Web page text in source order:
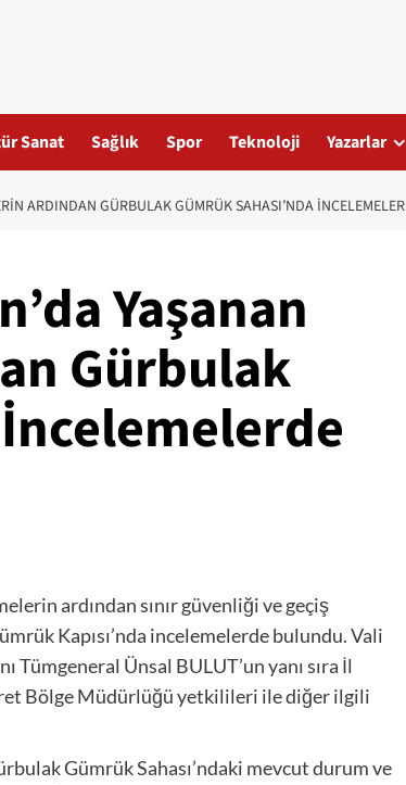
Sanat Sağlık Spor Teknoloji Yazarlar
ARDINDAN GÜRBULAK GÜMRÜK SAHASI’NDA
Yaşanan
Gürbulak
ardından sınır güvenliği ve geçiş
Kapısı’nda incelemelerde bulundu. Vali
Tümgeneral Ünsal BULUT’un yanı sıra İl
Bölge Müdürlüğü yetkilileri ile diğer ilgili
Gümrük Sahası’ndaki mevcut durum ve